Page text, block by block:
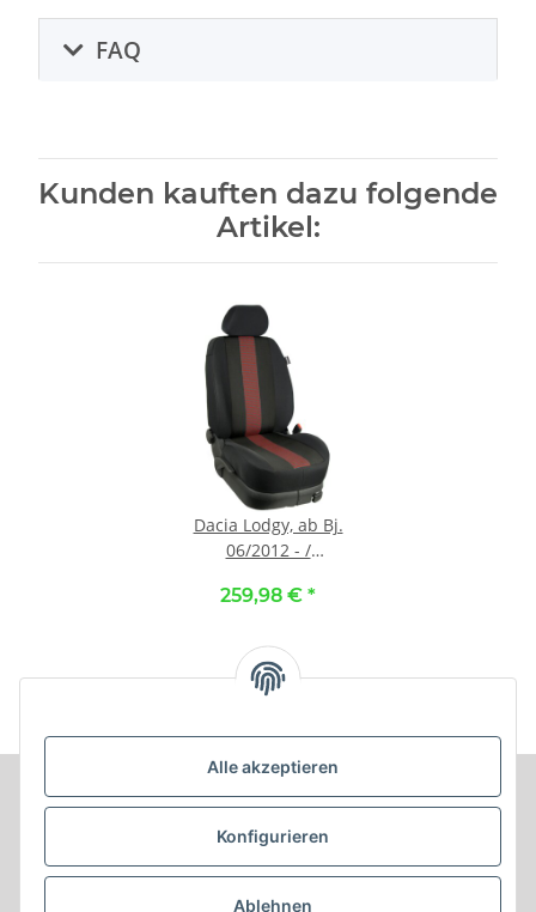
Alle akzeptieren
Konfigurieren
Ablehnen
FAQ
Kunden kauften dazu folgende
Artikel:
Dacia Lodgy, ab Bj.
06/2012 - /
Komplettsetangebot 5-
Barcelona-rot / Stoff
schwarz
259,98 € *
Informationen
Produkt Informationen